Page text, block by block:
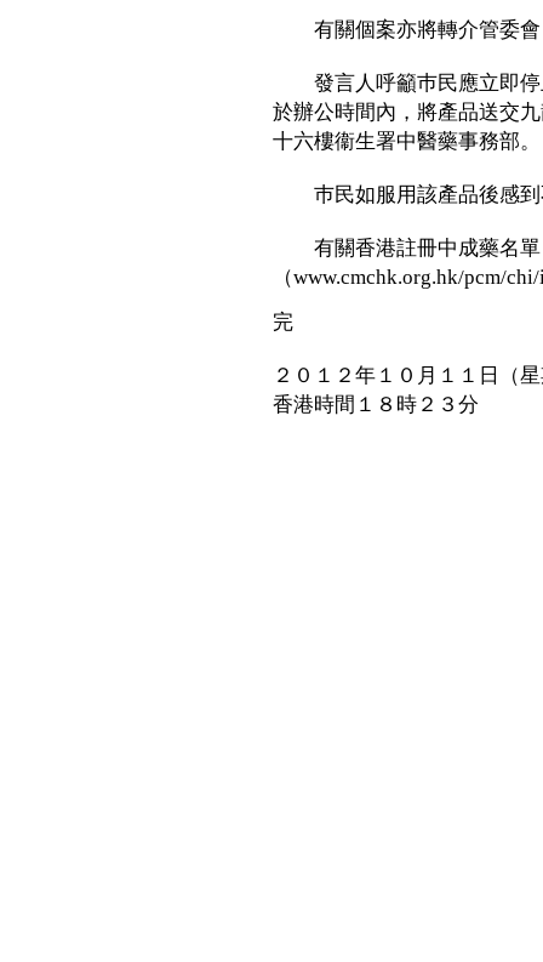
有關個案亦將轉介管委會
發言人呼籲巿民應立即停
於辦公時間內，將產品送交
十六樓衞生署中醫藥事務部。
巿民如服用該產品後感到
有關香港註冊中成藥名單
（www.cmchk.org.hk/pcm/
完
２０１２年１０月１１日（
香港時間１８時２３分